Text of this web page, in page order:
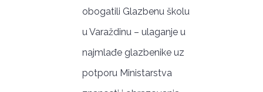
obogatili Glazbenu školu
u Varaždinu – ulaganje u
najmlađe glazbenike uz
potporu Ministarstva